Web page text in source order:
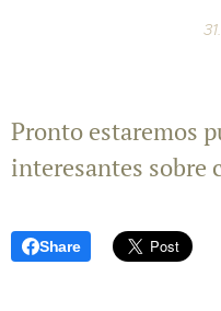
Pronto estaremos
interesantes sobre
Share